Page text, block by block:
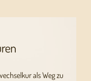
als Weg zu